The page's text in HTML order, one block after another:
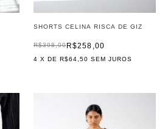
SHORTS CELINA RISCA DE GIZ
R$258,00
R$398,00
4 X DE R$64,50 SEM JUROS